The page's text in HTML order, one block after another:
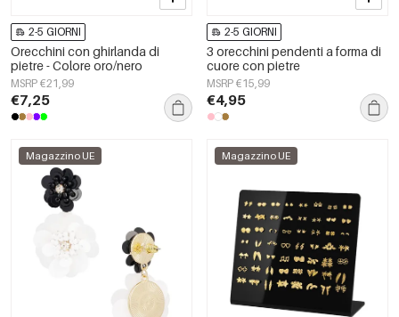
2-5 GIORNI
Orecchini con ghirlanda di
pietre - Colore oro/nero
MSRP €21,99
€7,25
2-5 GIORNI
3 orecchini pendenti a forma di
cuore con pietre
MSRP €15,99
€4,95
Magazzino UE Magazzino UE